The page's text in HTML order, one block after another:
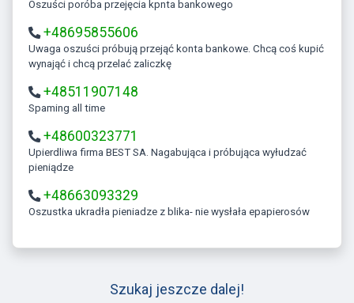
Oszuści poróba przejęcia kpnta bankowego
+48695855606
Uwaga oszuści próbują przejąć konta bankowe. Chcą coś kupić
wynająć i chcą przelać zaliczkę
+48511907148
Spaming all time
+48600323771
Upierdliwa firma BEST SA. Nagabująca i próbująca wyłudzać
pieniądze
+48663093329
Oszustka ukradła pieniadze z blika- nie wysłała epapierosów
Szukaj jeszcze dalej!